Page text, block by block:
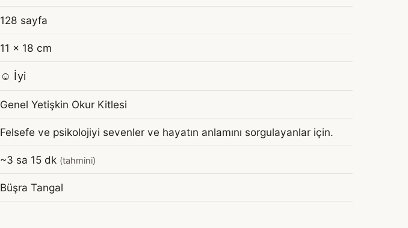
128 sayfa
11 x 18 cm
☺️ İyi
Genel Yetişkin Okur Kitlesi
Felsefe ve psikolojiyi sevenler ve hayatın anlamını sorgulayanlar için.
~3 sa 15 dk (tahmini)
Büşra Tangal